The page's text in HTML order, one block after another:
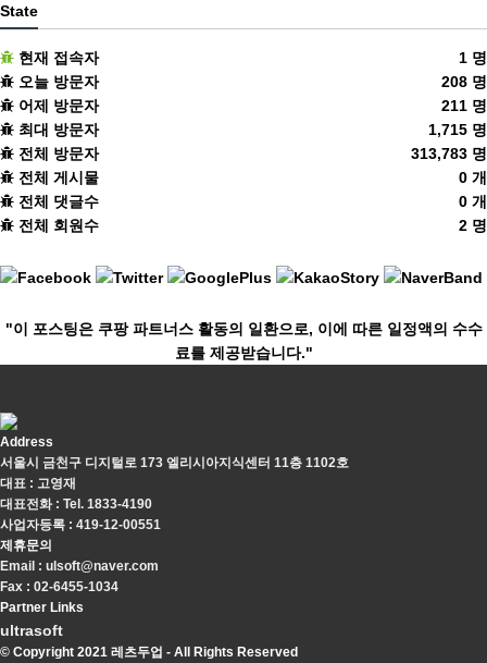
State
현재 접속자
1 명
오늘 방문자
208 명
어제 방문자
211 명
최대 방문자
1,715 명
전체 방문자
313,783 명
전체 게시물
0 개
전체 댓글수
0 개
전체 회원수
2 명
"이 포스팅은 쿠팡 파트너스 활동의 일환으로, 이에 따른 일정액의 수수
료를 제공받습니다."
Address
서울시 금천구 디지털로 173 엘리시아지식센터 11층 1102호
대표 : 고영재
대표전화 : Tel. 1833-4190
사업자등록 : 419-12-00551
제휴문의
Email : ulsoft@naver.com
Fax : 02-6455-1034
Partner Links
ultrasoft
© Copyright 2021 레츠두업 - All Rights Reserved